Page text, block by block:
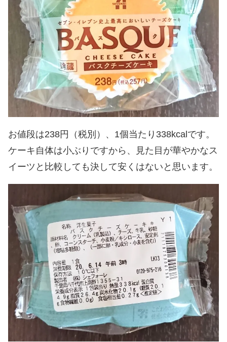
お値段は238円（税別）、1個当たり338kcalです。
ケーキ自体は小ぶりですから、見た目が華やかなス
イーツと比較しても決して安くはないと思います。